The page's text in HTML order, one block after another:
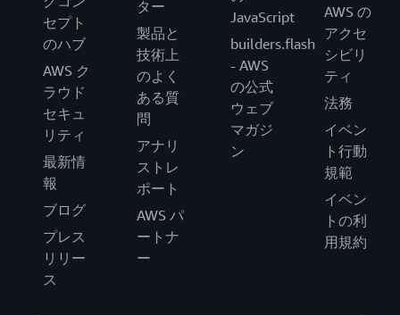
セプト
のハブ
AWS ク
ラウド
セキュ
リティ
最新情
報
ブログ
プレス
リリー
ス
ター
製品と
技術上
のよく
ある質
問
アナリ
ストレ
ポート
AWS パ
ートナ
ー
JavaScript
builders.flash
- AWS
の公式
ウェブ
マガジ
ン
AWS の
アクセ
シビリ
ティ
法務
イベン
ト行動
規範
イベン
トの利
用規約